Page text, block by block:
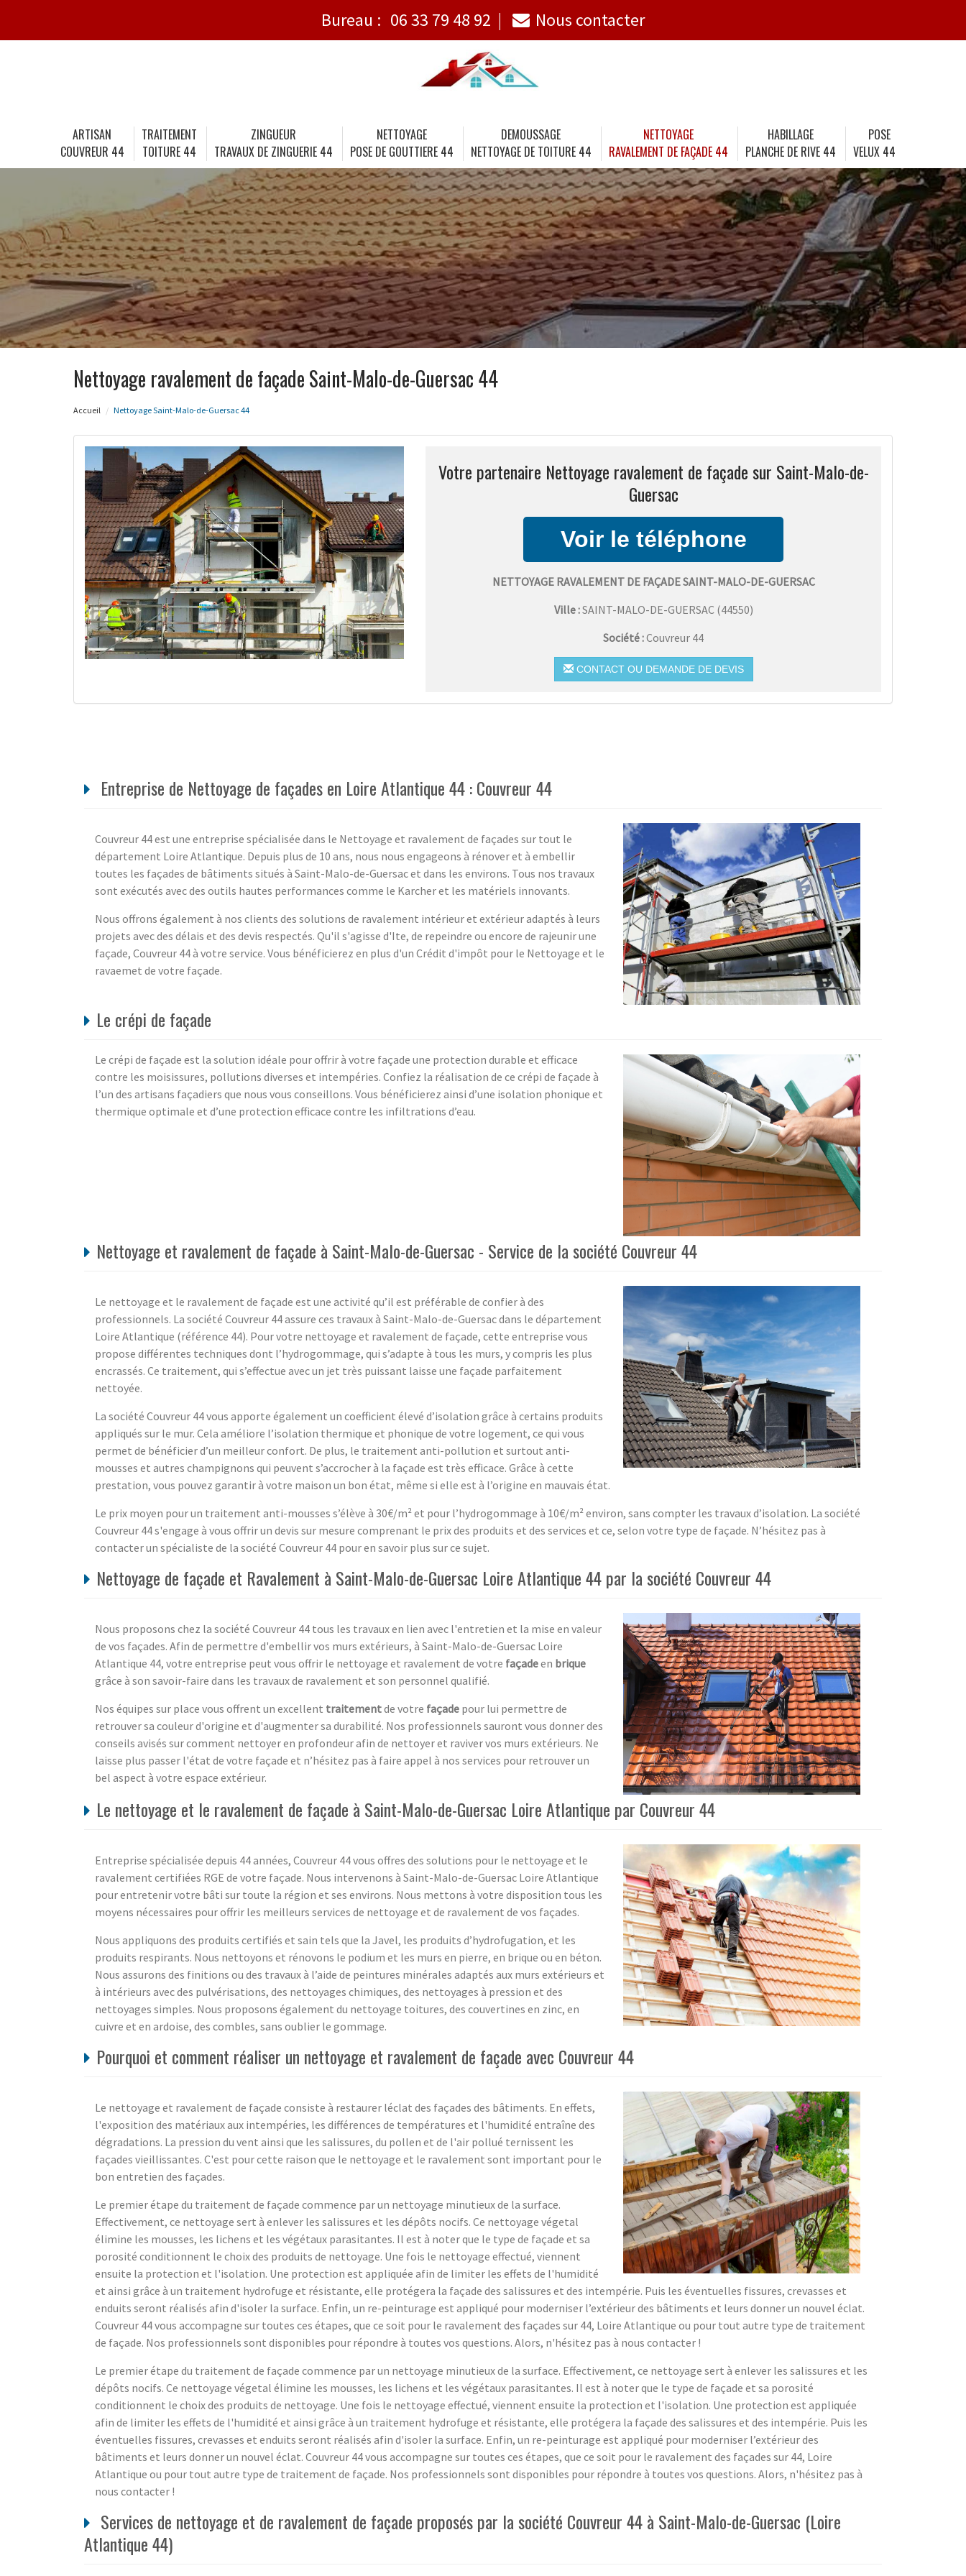
Bureau : 06 33 79 48 92 Nous contacter
ARTISAN
COUVREUR 44
TRAITEMENT
TOITURE 44
ZINGUEUR
TRAVAUX DE ZINGUERIE 44
NETTOYAGE
POSE DE GOUTTIERE 44
DEMOUSSAGE
NETTOYAGE DE TOITURE 44
NETTOYAGE
RAVALEMENT DE FAÇADE 44
HABILLAGE
PLANCHE DE RIVE 44
POSE
VELUX 44
Nettoyage ravalement de façade Saint-Malo-de-Guersac 44
Accueil Nettoyage Saint-Malo-de-Guersac 44
Votre partenaire Nettoyage ravalement de façade sur Saint-Malo-de-
Guersac
NETTOYAGE RAVALEMENT DE FAÇADE SAINT-MALO-DE-GUERSAC
Ville :SAINT-MALO-DE-GUERSAC(44550)
Société :Couvreur 44
CONTACT OU DEMANDE DE DEVIS
Entreprise de Nettoyage de façades en Loire Atlantique 44 : Couvreur 44
Couvreur 44 est une entreprise spécialisée dans le Nettoyage et ravalement de façades sur tout le
département Loire Atlantique. Depuis plus de 10 ans, nous nous engageons à rénover et à embellir
toutes les façades de bâtiments situés à Saint-Malo-de-Guersac et dans les environs. Tous nos travaux
sont exécutés avec des outils hautes performances comme le Karcher et les matériels innovants.
Nous offrons également à nos clients des solutions de ravalement intérieur et extérieur adaptés à leurs
projets avec des délais et des devis respectés. Qu'il s'agisse d'Ite, de repeindre ou encore de rajeunir une
façade, Couvreur 44 à votre service. Vous bénéficierez en plus d'un Crédit d'impôt pour le Nettoyage et le
ravaemet de votre façade.
Le crépi de façade
Le crépi de façade est la solution idéale pour offrir à votre façade une protection durable et efficace
contre les moisissures, pollutions diverses et intempéries. Confiez la réalisation de ce crépi de façade à
l’un des artisans façadiers que nous vous conseillons. Vous bénéficierez ainsi d’une isolation phonique et
thermique optimale et d’une protection efficace contre les infiltrations d’eau.
Nettoyage et ravalement de façade à Saint-Malo-de-Guersac - Service de la société Couvreur 44
Le nettoyage et le ravalement de façade est une activité qu’il est préférable de confier à des
professionnels. La société Couvreur 44 assure ces travaux à Saint-Malo-de-Guersac dans le département
Loire Atlantique (référence 44). Pour votre nettoyage et ravalement de façade, cette entreprise vous
propose différentes techniques dont l’hydrogommage, qui s’adapte à tous les murs, y compris les plus
encrassés. Ce traitement, qui s’effectue avec un jet très puissant laisse une façade parfaitement
nettoyée.
La société Couvreur 44 vous apporte également un coefficient élevé d’isolation grâce à certains produits
appliqués sur le mur. Cela améliore l’isolation thermique et phonique de votre logement, ce qui vous
permet de bénéficier d’un meilleur confort. De plus, le traitement anti-pollution et surtout anti-
mousses et autres champignons qui peuvent s’accrocher à la façade est très efficace. Grâce à cette
prestation, vous pouvez garantir à votre maison un bon état, même si elle est à l’origine en mauvais état.
Le prix moyen pour un traitement anti-mousses s’élève à 30€/m² et pour l’hydrogommage à 10€/m² environ, sans compter les travaux d’isolation. La société
Couvreur 44 s'engage à vous offrir un devis sur mesure comprenant le prix des produits et des services et ce, selon votre type de façade. N’hésitez pas à
contacter un spécialiste de la société Couvreur 44 pour en savoir plus sur ce sujet.
Nettoyage de façade et Ravalement à Saint-Malo-de-Guersac Loire Atlantique 44 par la société Couvreur 44
Nous proposons chez la société Couvreur 44 tous les travaux en lien avec l'entretien et la mise en valeur
de vos façades. Afin de permettre d'embellir vos murs extérieurs, à Saint-Malo-de-Guersac Loire
Atlantique 44, votre entreprise peut vous offrir le nettoyage et ravalement de votre façadeen brique
grâce à son savoir-faire dans les travaux de ravalement et son personnel qualifié.
Nos équipes sur place vous offrent un excellent traitementde votre façade pour lui permettre de
retrouver sa couleur d'origine et d'augmenter sa durabilité. Nos professionnels sauront vous donner des
conseils avisés sur comment nettoyer en profondeur afin de nettoyer et raviver vos murs extérieurs. Ne
laisse plus passer l'état de votre façade et n’hésitez pas à faire appel à nos services pour retrouver un
bel aspect à votre espace extérieur.
Le nettoyage et le ravalement de façade à Saint-Malo-de-Guersac Loire Atlantique par Couvreur 44
Entreprise spécialisée depuis 44 années, Couvreur 44 vous offres des solutions pour le nettoyage et le
ravalement certifiées RGE de votre façade. Nous intervenons à Saint-Malo-de-Guersac Loire Atlantique
pour entretenir votre bâti sur toute la région et ses environs. Nous mettons à votre disposition tous les
moyens nécessaires pour offrir les meilleurs services de nettoyage et de ravalement de vos façades.
Nous appliquons des produits certifiés et sain tels que la Javel, les produits d’hydrofugation, et les
produits respirants. Nous nettoyons et rénovons le podium et les murs en pierre, en brique ou en béton.
Nous assurons des finitions ou des travaux à l’aide de peintures minérales adaptés aux murs extérieurs et
à intérieurs avec des pulvérisations, des nettoyages chimiques, des nettoyages à pression et des
nettoyages simples. Nous proposons également du nettoyage toitures, des couvertines en zinc, en
cuivre et en ardoise, des combles, sans oublier le gommage.
Pourquoi et comment réaliser un nettoyage et ravalement de façade avec Couvreur 44
Le nettoyage et ravalement de façade consiste à restaurer léclat des façades des bâtiments. En effets,
l'exposition des matériaux aux intempéries, les différences de températures et l'humidité entraîne des
dégradations. La pression du vent ainsi que les salissures, du pollen et de l'air pollué ternissent les
façades vieillissantes. C'est pour cette raison que le nettoyage et le ravalement sont important pour le
bon entretien des façades.
Le premier étape du traitement de façade commence par un nettoyage minutieux de la surface.
Effectivement, ce nettoyage sert à enlever les salissures et les dépôts nocifs. Ce nettoyage végetal
élimine les mousses, les lichens et les végétaux parasitantes. Il est à noter que le type de façade et sa
porosité conditionnent le choix des produits de nettoyage. Une fois le nettoyage effectué, viennent
ensuite la protection et l'isolation. Une protection est appliquée afin de limiter les effets de l'humidité
et ainsi grâce à un traitement hydrofuge et résistante, elle protégera la façade des salissures et des intempérie. Puis les éventuelles fissures, crevasses et
enduits seront réalisés afin d'isoler la surface. Enfin, un re-peinturage est appliqué pour moderniser l’extérieur des bâtiments et leurs donner un nouvel éclat.
Couvreur 44 vous accompagne sur toutes ces étapes, que ce soit pour le ravalement des façades sur 44, Loire Atlantique ou pour tout autre type de traitement
de façade. Nos professionnels sont disponibles pour répondre à toutes vos questions. Alors, n'hésitez pas à nous contacter !
Le premier étape du traitement de façade commence par un nettoyage minutieux de la surface. Effectivement, ce nettoyage sert à enlever les salissures et les
dépôts nocifs. Ce nettoyage végetal élimine les mousses, les lichens et les végétaux parasitantes. Il est à noter que le type de façade et sa porosité
conditionnent le choix des produits de nettoyage. Une fois le nettoyage effectué, viennent ensuite la protection et l'isolation. Une protection est appliquée
afin de limiter les effets de l'humidité et ainsi grâce à un traitement hydrofuge et résistante, elle protégera la façade des salissures et des intempérie. Puis les
éventuelles fissures, crevasses et enduits seront réalisés afin d'isoler la surface. Enfin, un re-peinturage est appliqué pour moderniser l’extérieur des
bâtiments et leurs donner un nouvel éclat. Couvreur 44 vous accompagne sur toutes ces étapes, que ce soit pour le ravalement des façades sur 44, Loire
Atlantique ou pour tout autre type de traitement de façade. Nos professionnels sont disponibles pour répondre à toutes vos questions. Alors, n'hésitez pas à
nous contacter !
Services de nettoyage et de ravalement de façade proposés par la société Couvreur 44 à Saint-Malo-de-Guersac (Loire
Atlantique 44)